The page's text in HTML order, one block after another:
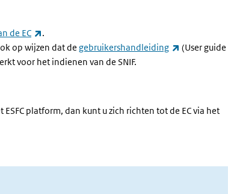
de EC (externe link)
.
op wijzen dat de gebruikershandleiding (externe link)
(User guide
voor het indienen van de SNIF.
platform, dan kunt u zich richten tot de EC via het